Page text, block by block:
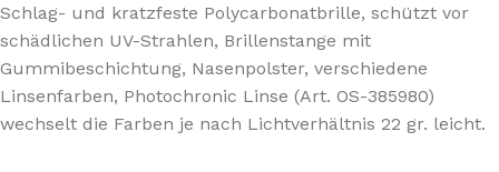
Schlag- und kratzfeste Polycarbonatbrille, schützt vor
schädlichen UV-Strahlen, Brillenstange mit
Gummibeschichtung, Nasenpolster, verschiedene
Linsenfarben, Photochronic Linse (Art. OS-385980)
wechselt die Farben je nach Lichtverhältnis 22 gr. leicht.